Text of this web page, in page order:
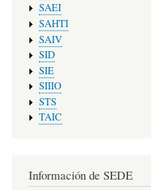
SAEI
SAHTI
SAIV
SID
SIE
SIIIO
STS
TAIC
Información de SEDE